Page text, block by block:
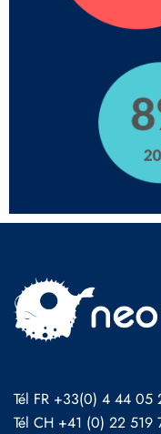
Tél FR +33(0) 4 44 05
Tél CH +41 (0) 22 519